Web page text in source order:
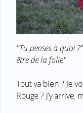
"Tu penses à quoi
être de la folie"
Tout va bien ? Je
Rouge ? J’y